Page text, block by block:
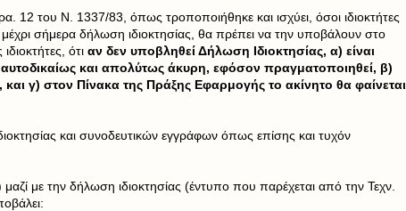
12 του Ν. 1337/83, όπως τροποποιήθηκε και ισχύει, όσοι ιδιοκτήτες
σήμερα δήλωση ιδιοκτησίας, θα πρέπει να την υποβάλουν στο
ότι αν δεν υποβληθεί Δήλωση Ιδιοκτησίας, α) είναι
και απολύτως άκυρη, εφόσον πραγματοποιηθεί, β)
και γ) στον Πίνακα της Πράξης Εφαρμογής το ακίνητο θα φαίνεται
και συνοδευτικών εγγράφων όπως επίσης και τυχόν
μαζί με την δήλωση ιδιοκτησίας (έντυπο που παρέχεται από την Τεχν.